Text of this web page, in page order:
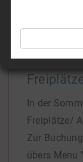
In der
Freiplätze/
Zur
übers Menu